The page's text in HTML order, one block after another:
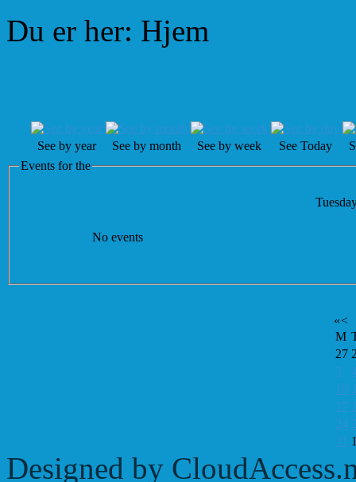
Du er her: Hjem
See by year See by month See by week See Today
Events for the
No events
«<
M
27
3
10
17
24
31
Designed by